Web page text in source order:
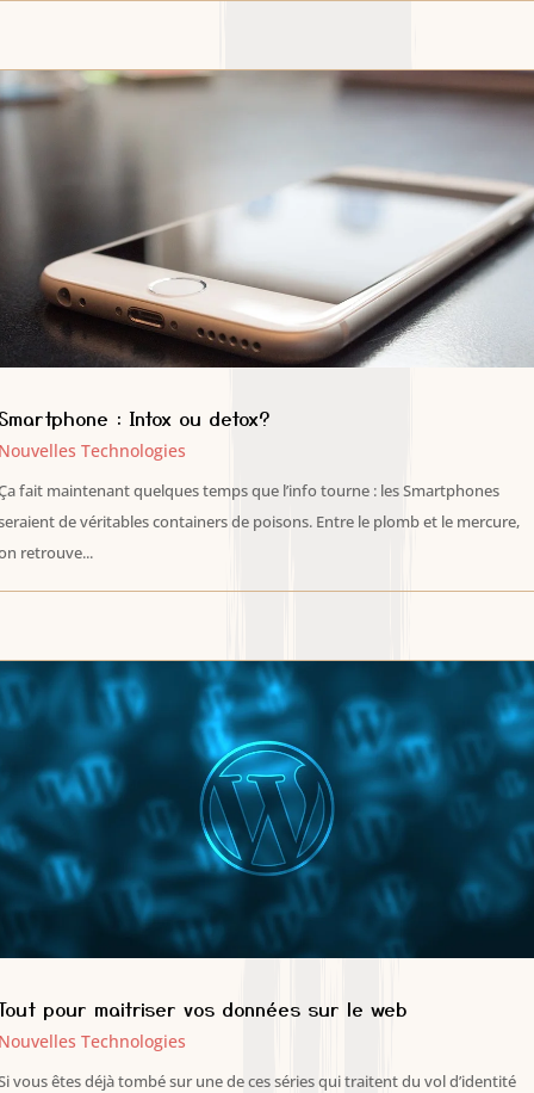
: Intox ou detox?
Technologies
fait maintenant quelques temps que l’info tourne : les Smartphones
de véritables containers de poisons. Entre le plomb et le mercure,
retrouve...
pour maitriser vos données sur le web
Technologies
vous êtes déjà tombé sur une de ces séries qui traitent du vol d’identité